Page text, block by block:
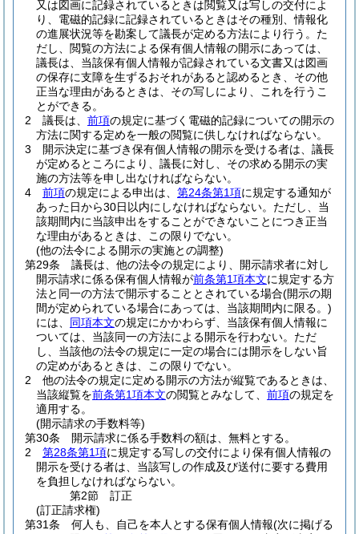
又は図画に記録されているときは閲覧又は写しの交付によ
り、電磁的記録に記録されているときはその種別、情報化
の進展状況等を勘案して議長が定める方法により行う。 た
だし、閲覧の方法による保有個人情報の開示にあっては、
議長は、当該保有個人情報が記録されている文書又は図画
の保存に支障を生ずるおそれがあると認めるとき、その他
正当な理由があるときは、その写しにより、これを行うこ
とができる。
2
議長は、 前項の規定に基づく電磁的記録についての開示の
方法に関する定めを一般の閲覧に供しなければならない。
3
開示決定に基づき保有個人情報の開示を受ける者は、議長
が定めるところにより、議長に対し、その求める開示の実
施の方法等を申し出なければならない。
4
前項の規定による申出は、 第24条第1項に規定する通知が
あった日から30日以内にしなければならない。 ただし、当
該期間内に当該申出をすることができないことにつき正当
な理由があるときは、この限りでない。
(他の法令による開示の実施との調整)
第29条
議長は、他の法令の規定により、開示請求者に対し
開示請求に係る保有個人情報が前条第1項本文に規定する方
法と同一の方法で開示することとされている場合(開示の期
間が定められている場合にあっては、当該期間内に限る。)
には、 同項本文の規定にかかわらず、当該保有個人情報に
ついては、当該同一の方法による開示を行わない。 ただ
し、当該他の法令の規定に一定の場合には開示をしない旨
の定めがあるときは、この限りでない。
2
他の法令の規定に定める開示の方法が縦覧であるときは、
当該縦覧を前条第1項本文の閲覧とみなして、 前項の規定を
適用する。
(開示請求の手数料等)
第30条
開示請求に係る手数料の額は、無料とする。
2
第28条第1項に規定する写しの交付により保有個人情報の
開示を受ける者は、当該写しの作成及び送付に要する費用
を負担しなければならない。
第2節
訂正
(訂正請求権)
第31条
何人も、自己を本人とする保有個人情報(次に掲げる